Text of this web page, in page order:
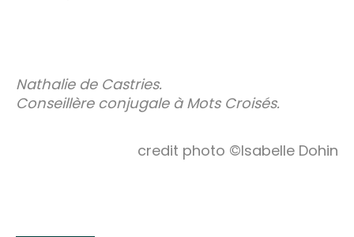
Nathalie de Castries.
Conseillère conjugale à Mots Croisés.
credit photo ©Isabelle Dohin